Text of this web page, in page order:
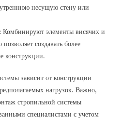
несущую стену или
Комбинируют элементы висячих и
создавать более
конструкции.
зависит от конструкции
нагрузок. Важно,
стропильной системы
специалистами с учетом